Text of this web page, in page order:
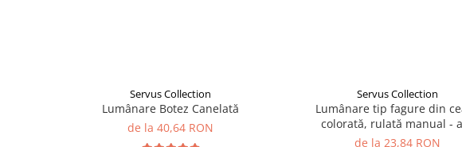
Servus Collection
Lumânare Botez Canelată
de la 40,64 RON
Servus Collection
Lumânare tip fagure din
colorată, rulată manual -
de la 23,84 RON